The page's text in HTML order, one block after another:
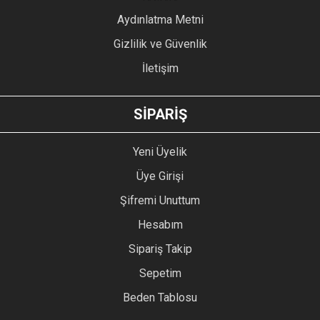
GÖNDER
Aydınlatma Metni
Gizlilik ve Güvenlik
İletişim
SİPARİŞ
Yeni Üyelik
Üye Girişi
Şifremi Unuttum
Hesabım
Sipariş Takip
Sepetim
Beden Tablosu